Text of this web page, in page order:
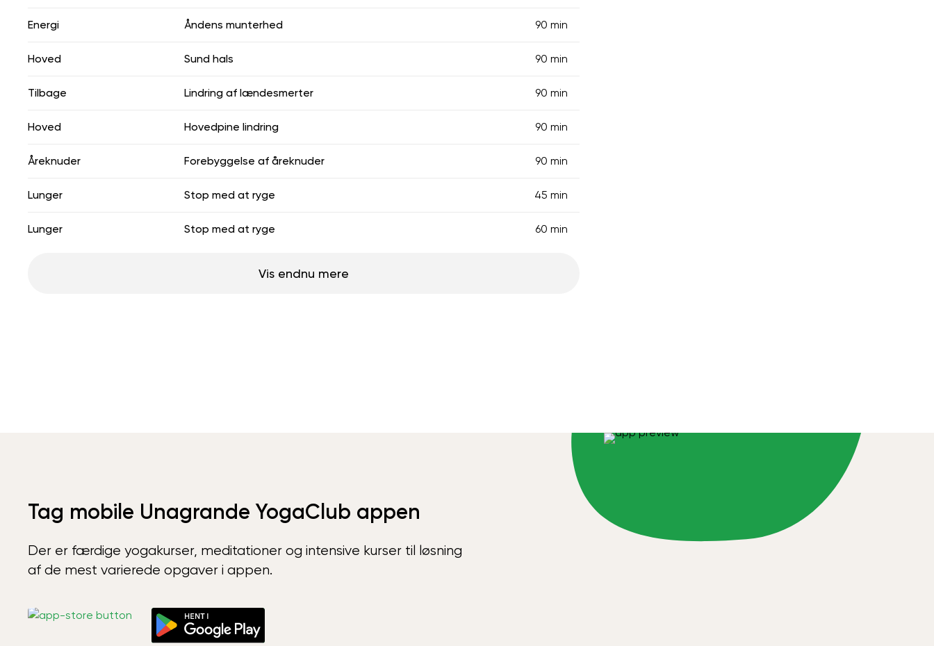
Energi Åndens munterhed 90 min
Hoved Sund hals 90 min
Tilbage Lindring af lændesmerter 90 min
Hoved Hovedpine lindring 90 min
Åreknuder Forebyggelse af åreknuder 90 min
Lunger Stop med at ryge 45 min
Lunger Stop med at ryge 60 min
Vis endnu mere
Tag mobile Unagrande YogaClub appen
Der er færdige yogakurser, meditationer og intensive kurser til løsning
af de mest varierede opgaver i appen.